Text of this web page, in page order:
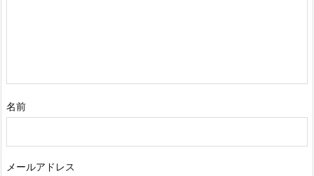
名前
メールアドレス